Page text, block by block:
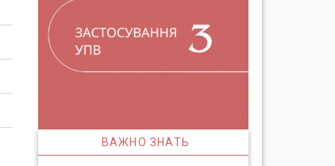
ВАЖНО ЗНАТЬ